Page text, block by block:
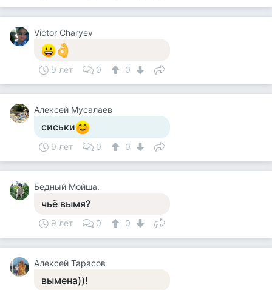
Victor Charyev
9 лет 0 0
Алексей Мусалаев
сиськи
9 лет 0 0
Бедный Мойша.
чьё вымя?
9 лет 0 0
Алексей Тарасов
вымена))!